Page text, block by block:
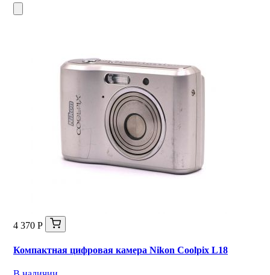
4 370 Р
Компактная цифровая камера Nikon Coolpix L18